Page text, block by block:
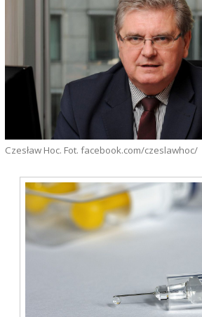
Czesław Hoc. Fot. facebook.com/czeslawhoc/